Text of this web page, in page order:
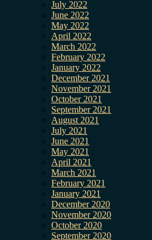
July 2022
June 2022
May 2022
April 2022
March 2022
February 2022
January 2022
December 2021
November 2021
October 2021
September 2021
August 2021
July 2021
June 2021
May 2021
April 2021
March 2021
February 2021
January 2021
December 2020
November 2020
October 2020
September 2020